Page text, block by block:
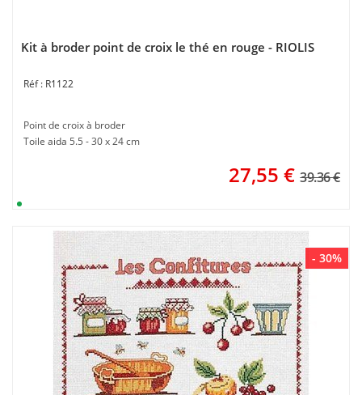
Kit à broder point de croix le thé en rouge - RIOLIS
R1122
Point de croix à broder
Toile aida 5.5 - 30 x 24 cm
27,55 € 39.36 €
- 30%